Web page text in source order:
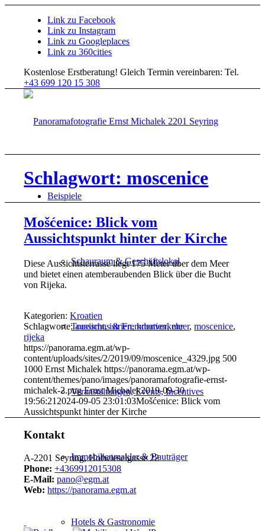
Link zu Facebook
Link zu Instagram
Link zu Googleplaces
Link zu 360cities
Kostenlose Erstberatung! Gleich Termin vereinbaren: Tel.
+43 699 120 15 308
Beispiele
Schauraum & Geschäftslokal
Tourismus & Fremdenverkehr
Veranstaltungen, Events, Incentives
Immobilienmakler & Bauträger
Hotels & Gastronomie
Schlagwort: moscenice
Mošćenice: Blick vom
Aussichtspunkt hinter der Kirche
Diese Aussichtsterrasse liegt 175 Meter über dem Meer
und bietet einen atemberaubenden Blick über die Bucht
von Rijeka.
Kategorien:Kroatien
Schlagworte:aussicht,istrien,kroatien,meer,moscenice,
rijeka
https://panorama.egm.at/wp-
content/uploads/sites/2/2019/09/moscenice_4329.jpg 500
1000 Ernst Michalek https://panorama.egm.at/wp-
content/themes/pano/images/panoramafotografie-ernst-
michalek-2.png Ernst Michalek2019-09-30
19:56:21 2024-09-05 23:01:03Mošćenice: Blick vom
Aussichtspunkt hinter der Kirche
Kontakt
A-2201 Seyring, Hofwieselgasse 22
Phone: +4369912015308
E-Mail: pano@egm.at
Web: https://panorama.egm.at